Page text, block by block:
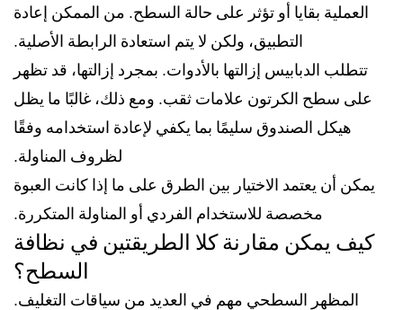
العملية بقايا أو تؤثر على حالة السطح. من الممكن إعادة
التطبيق، ولكن لا يتم استعادة الرابطة الأصلية.
تتطلب الدبابيس إزالتها بالأدوات. بمجرد إزالتها، قد تظهر
على سطح الكرتون علامات ثقب. ومع ذلك، غالبًا ما يظل
هيكل الصندوق سليمًا بما يكفي لإعادة استخدامه وفقًا
لظروف المناولة.
يمكن أن يعتمد الاختيار بين الطرق على ما إذا كانت العبوة
مخصصة للاستخدام الفردي أو المناولة المتكررة.
كيف يمكن مقارنة كلا الطريقتين في نظافة
السطح؟
المظهر السطحي مهم في العديد من سياقات التغليف.